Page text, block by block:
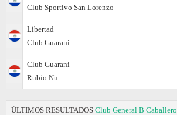
Club Sportivo San Lorenzo
Libertad
Club Guarani
Club Guarani
Rubio Nu
ÚLTIMOS RESULTADOS Club General B Caballero